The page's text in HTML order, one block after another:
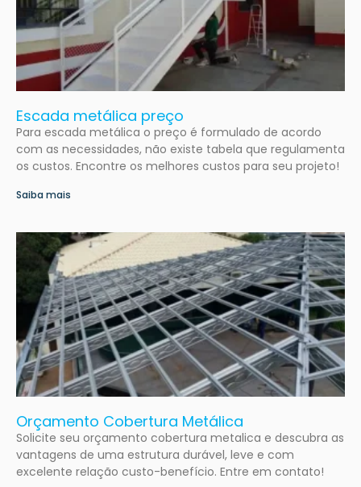
Escada metálica preço
Para escada metálica o preço é formulado de acordo
com as necessidades, não existe tabela que regulamenta
os custos. Encontre os melhores custos para seu projeto!
Saiba mais
Orçamento Cobertura Metálica
Solicite seu orçamento cobertura metalica e descubra as
vantagens de uma estrutura durável, leve e com
excelente relação custo-benefício. Entre em contato!